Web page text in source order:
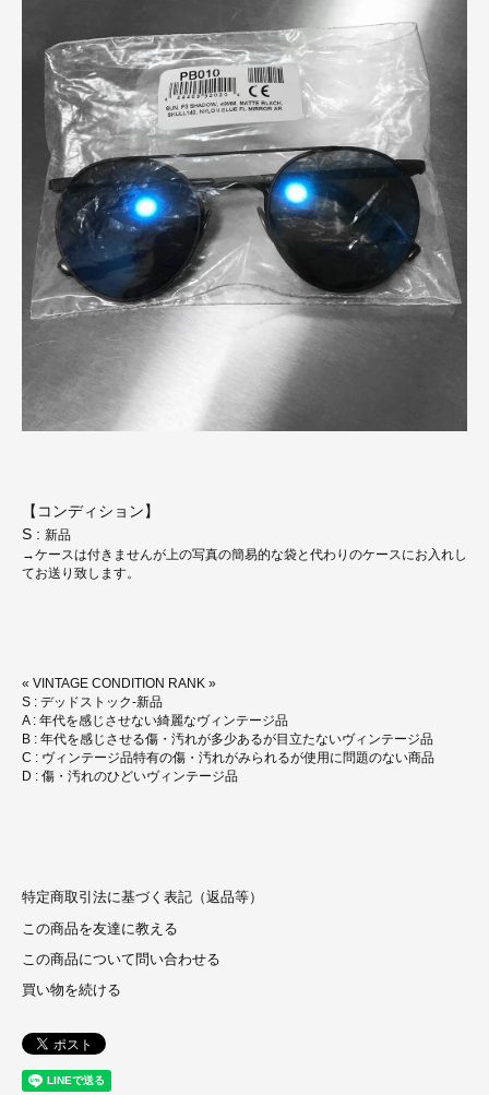
【コンディション】
S : 新品
→ケースは付きませんが上の写真の簡易的な袋と代わりのケースにお入れし
てお送り致します。
« VINTAGE CONDITION RANK »
S : デッドストック-新品
A : 年代を感じさせない綺麗なヴィンテージ品
B : 年代を感じさせる傷・汚れが多少あるが目立たないヴィンテージ品
C : ヴィンテージ品特有の傷・汚れがみられるが使用に問題のない商品
D : 傷・汚れのひどいヴィンテージ品
特定商取引法に基づく表記（返品等）
この商品を友達に教える
この商品について問い合わせる
買い物を続ける